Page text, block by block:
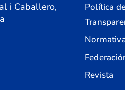
i Caballero,
Política
Revista